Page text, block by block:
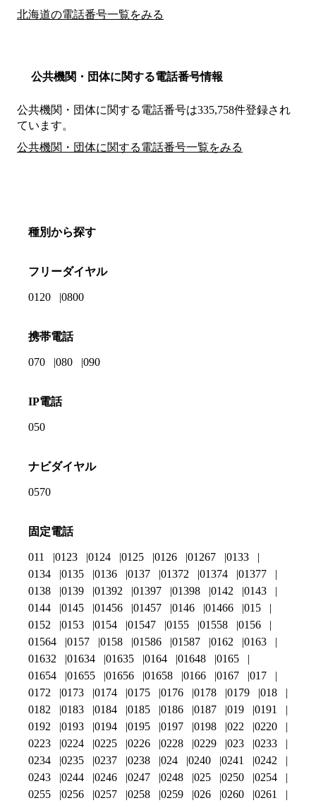
北海道の電話番号一覧をみる
公共機関・団体に関する電話番号情報
公共機関・団体に関する電話番号は335,758件登録され
ています。
公共機関・団体に関する電話番号一覧をみる
種別から探す
フリーダイヤル
0120 0800
携帯電話
070 080 090
IP電話
050
ナビダイヤル
0570
固定電話
011 0123 0124 0125 0126 01267
0133
0134
0135 0136 0137 01372 01374
01377
0138
0139 01392 01397 01398 0142
0143
0144
0145 01456 01457 0146 01466
015
0152
0153 0154 01547 0155 01558
0156
01564
0157 0158 01586 01587 0162
0163
01632
01634 01635 0164 01648
0165
01654
01655 01656 01658 0166 0167
017
0172
0173 0174 0175 0176 0178 0179
018
0182
0183 0184 0185 0186 0187 019
0191
0192
0193 0194 0195 0197 0198 022
0220
0223
0224 0225 0226 0228 0229 023
0233
0234
0235 0237 0238 024 0240 0241
0242
0243
0244 0246 0247 0248 025 0250
0254
0255
0256 0257 0258 0259 026 0260 0261